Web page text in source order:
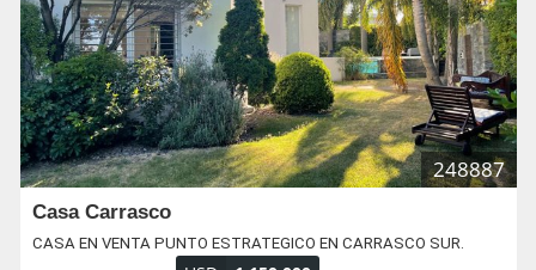
248887
Casa Carrasco
CASA EN VENTA PUNTO ESTRATEGICO EN CARRASCO SUR.